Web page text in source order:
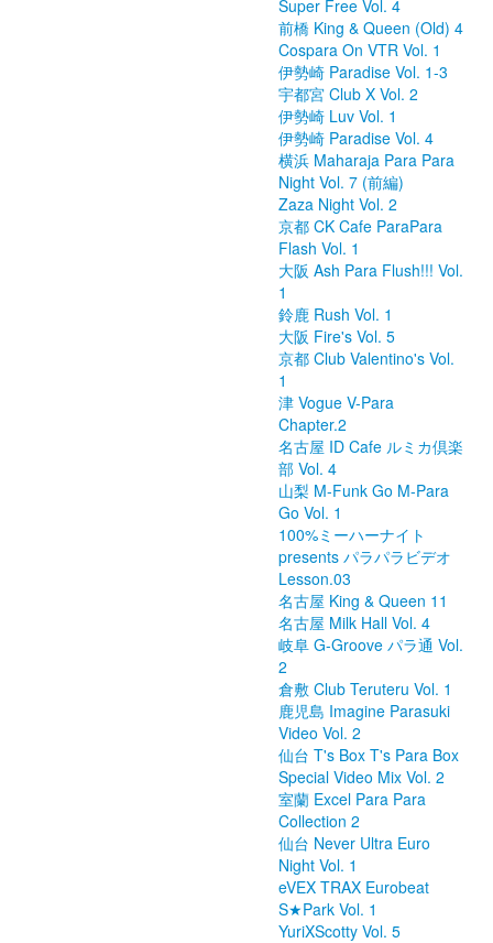
Super Free Vol. 4
前橋 King & Queen (Old) 4
Cospara On VTR Vol. 1
伊勢崎 Paradise Vol. 1-3
宇都宮 Club X Vol. 2
伊勢崎 Luv Vol. 1
伊勢崎 Paradise Vol. 4
横浜 Maharaja Para Para
Night Vol. 7 (前編)
Zaza Night Vol. 2
京都 CK Cafe ParaPara
Flash Vol. 1
大阪 Ash Para Flush!!! Vol.
1
鈴鹿 Rush Vol. 1
大阪 Fire's Vol. 5
京都 Club Valentino's Vol.
1
津 Vogue V-Para
Chapter.2
名古屋 ID Cafe ルミカ倶楽
部 Vol. 4
山梨 M-Funk Go M-Para
Go Vol. 1
100%ミーハーナイト
presents パラパラビデオ
Lesson.03
名古屋 King & Queen 11
名古屋 Milk Hall Vol. 4
岐阜 G-Groove パラ通 Vol.
2
倉敷 Club Teruteru Vol. 1
鹿児島 Imagine Parasuki
Video Vol. 2
仙台 T's Box T's Para Box
Special Video Mix Vol. 2
室蘭 Excel Para Para
Collection 2
仙台 Never Ultra Euro
Night Vol. 1
eVEX TRAX Eurobeat
S★Park Vol. 1
YuriXScotty Vol. 5